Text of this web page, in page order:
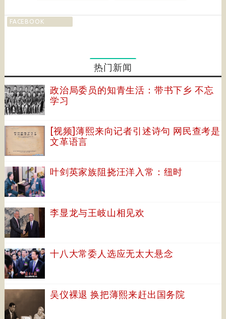
FACEBOOK
热门新闻
政治局委员的知青生活：带书下乡 不忘
学习
[视频]薄熙来向记者引述诗句 网民查考是
文革语言
叶剑英家族阻挠汪洋入常：纽时
李显龙与王岐山相见欢
十八大常委人选应无太大悬念
吴仪裸退 换把薄熙来赶出国务院